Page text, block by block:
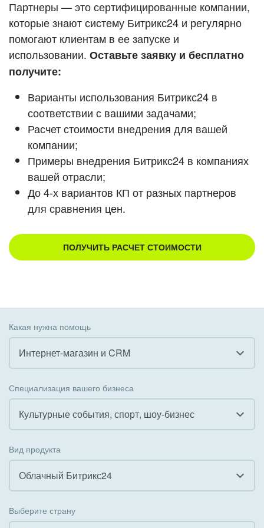
ВХОД
ВХОД
Смотреть видеокейсы
Партнеры — это сертифицированные компании,
которые знают систему Битрикс24 и регулярно
помогают клиентам в ее запуске и
использовании. Оставьте заявку и бесплатно
получите:
Варианты использования Битрикс24 в
соответствии с вашими задачами;
Расчет стоимости внедрения для вашей
компании;
Примеры внедрения Битрикс24 в компаниях
вашей отрасли;
До 4-х вариантов КП от разных партнеров
для сравнения цен.
ПОЛУЧИТЬ РАСЧЕТ СТОИМОСТИ
Какая нужна помощь
Интернет-магазин и CRM
Внедрение КЭДО
Интеграция с 1С
Организация задач и проектов
Внедрение Бизнес-процессов
Специализация вашего бизнеса
Культурные события, спорт, шоу-бизнес
Государственные организации
Коммунальные услуги, ЖКХ
Вид продукта
Облачный Битрикс24
Выберите страну